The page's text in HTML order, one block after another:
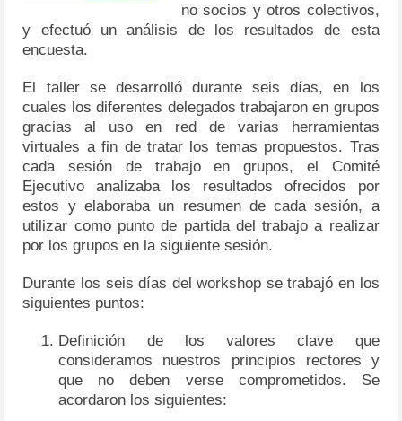
no socios y otros colectivos,
y efectuó un análisis de los resultados de esta
encuesta.
El taller se desarrolló durante seis días, en los
cuales los diferentes delegados trabajaron en grupos
gracias al uso en red de varias herramientas
virtuales a fin de tratar los temas propuestos. Tras
cada sesión de trabajo en grupos, el Comité
Ejecutivo analizaba los resultados ofrecidos por
estos y elaboraba un resumen de cada sesión, a
utilizar como punto de partida del trabajo a realizar
por los grupos en la siguiente sesión.
Durante los seis días del workshop se trabajó en los
siguientes puntos:
Definición de los valores clave que
consideramos nuestros principios rectores y
que no deben verse comprometidos. Se
acordaron los siguientes: